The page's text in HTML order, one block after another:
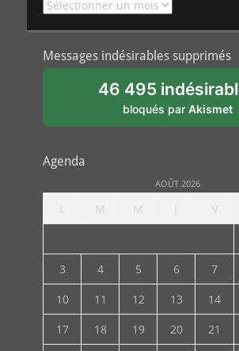
Archives
Messages indésirables supprimés
46 495
bloqués par Akismet
Agenda
AOÛT 2026
3
4 5 6 7
10
11 12 13 14
17
18 19 20 21